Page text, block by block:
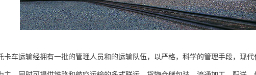
卡车运输经拥有一批的管理人员和的运输队伍，以严格，科学的管理手段，现